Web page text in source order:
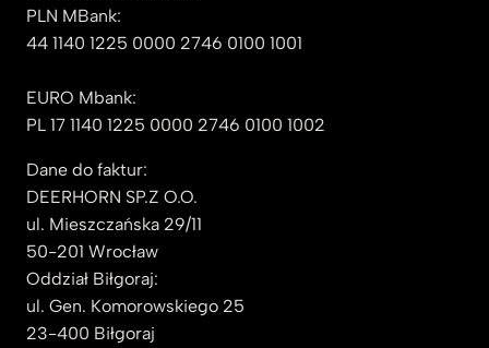
PLN MBank:
44 1140 1225 0000 2746 0100 1001
EURO Mbank:
PL 17 1140 1225 0000 2746 0100 1002
Dane do faktur:
DEERHORN SP.Z O.O.
ul. Mieszczańska 29/11
50-201 Wrocław
Oddział Biłgoraj:
ul. Gen. Komorowskiego 25
23-400 Biłgoraj